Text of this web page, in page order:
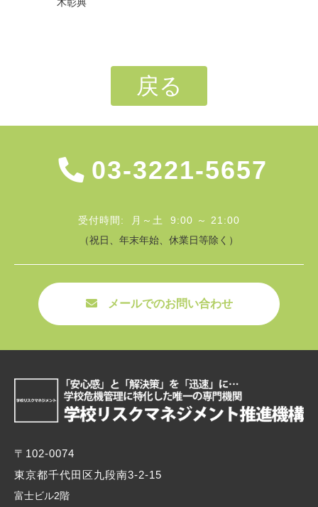
戻る
03-3221-5657
受付時間: 月～土 9:00 ～ 21:00
（祝日、年末年始、休業日等除く）
メールでのお問い合わせ
〒102-0074
東京都千代田区九段南3-2-15
富士ビル2階